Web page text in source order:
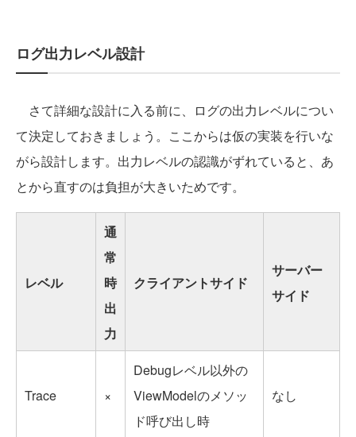
ログ出力レベル設計
さて詳細な設計に入る前に、ログの出力レベルについ
て決定しておきましょう。ここからは仮の実装を行いな
がら設計します。出力レベルの認識がずれていると、あ
とから直すのは負担が大きいためです。
レベル
通
常
時
出
力
クライアントサイド
サーバー
サイド
Trace ×
Debugレベル以外の
ViewModelのメソッ
ド呼び出し時
なし